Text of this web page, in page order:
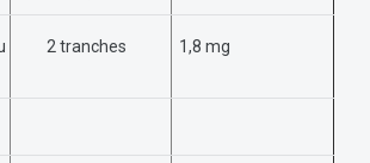
2 tranches 1,8 mg